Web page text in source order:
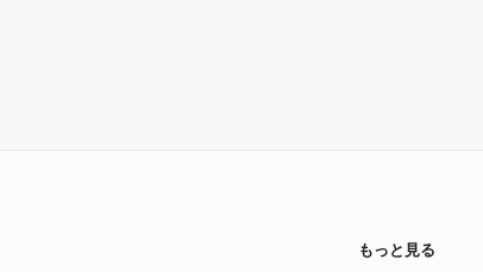
もっと見る